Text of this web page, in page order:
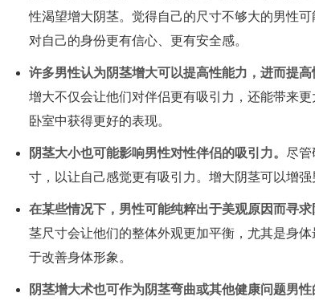
性渴望增大阴茎。觉得自己的尺寸不够大的男性
对自己的身份更有信心、更有安全感。
许多男性认为阴茎增大可以提高性能力，进而提高
增大不仅会让他们对伴侣更有吸引力，还能带来
卧室中获得更好的表现。
阴茎大小也可能影响男性对性伴侣的吸引力。 尽管
寸，以让自己感觉更有吸引力。增大阴茎可以增
在某些情况下，男性可能纯粹出于美观原因而寻
茎尺寸会让他们的整体外观更加平衡，尤其是身
于改善身体形象。
阴茎增大术也可作为阴茎弯曲或其他健康问题男性